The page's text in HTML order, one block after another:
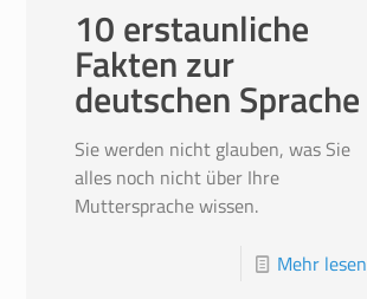
10 erstaunliche
Fakten zur
deutschen Sprache
Sie werden nicht glauben, was Sie
alles noch nicht über Ihre
Muttersprache wissen.
Mehr lesen